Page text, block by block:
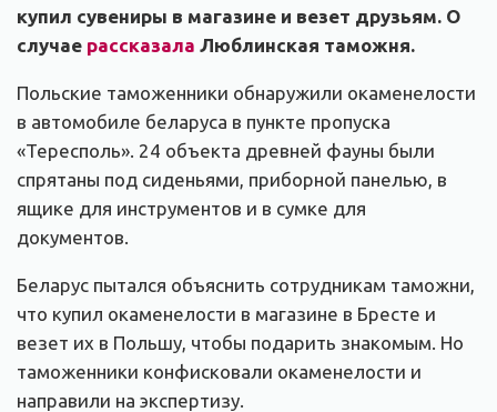
купил сувениры в магазине и везет друзьям. О
случае рассказала Люблинская таможня.
Польские таможенники обнаружили окаменелости
в автомобиле беларуса в пункте пропуска
«Тересполь». 24 объекта древней фауны были
спрятаны под сиденьями, приборной панелью, в
ящике для инструментов и в сумке для
документов.
Беларус пытался объяснить сотрудникам таможни,
что купил окаменелости в магазине в Бресте и
везет их в Польшу, чтобы подарить знакомым. Но
таможенники конфисковали окаменелости и
направили на экспертизу.